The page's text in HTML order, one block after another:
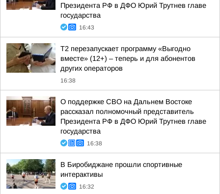
Президента РФ в ДФО Юрий Трутнев главе
государства
16:43
Т2 перезапускает программу «Выгодно
вместе» (12+) – теперь и для абонентов
других операторов
16:38
О поддержке СВО на Дальнем Востоке
рассказал полномочный представитель
Президента РФ в ДФО Юрий Трутнев главе
государства
16:38
В Биробиджане прошли спортивные
интерактивы
16:32